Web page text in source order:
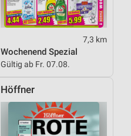
7,3 km
Wochenend Spezial
Gültig ab Fr. 07.08.
Höffner